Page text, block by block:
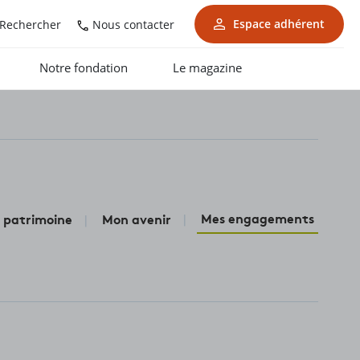
Rechercher Nous contacter Espace adhérent
Notre fondation Le magazine
patrimoine Mon avenir Mes engagements